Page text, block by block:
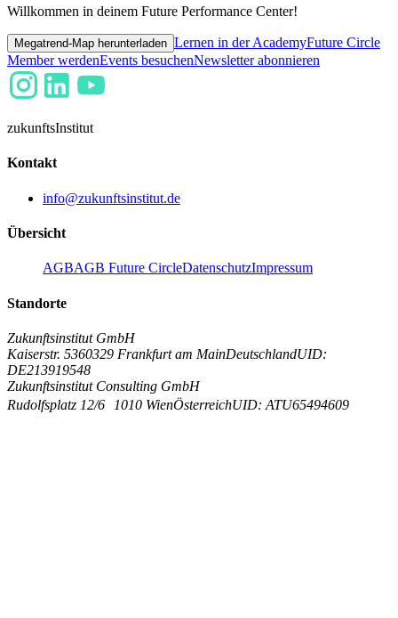
Willkommen in deinem Future Performance Center!
Megatrend-Map herunterladen Lernen in der AcademyFuture Circle
Member werdenEvents besuchenNewsletter abonnieren
zukunftsInstitut
Kontakt
info@zukunftsinstitut.de
Übersicht
AGBAGB Future CircleDatenschutzImpressum
Standorte
Zukunftsinstitut GmbH
Kaiserstr. 5360329 Frankfurt am MainDeutschlandUID:
DE213919548
Zukunftsinstitut Consulting GmbH
Rudolfsplatz 12/6
1010 WienÖsterreichUID: ATU65494609